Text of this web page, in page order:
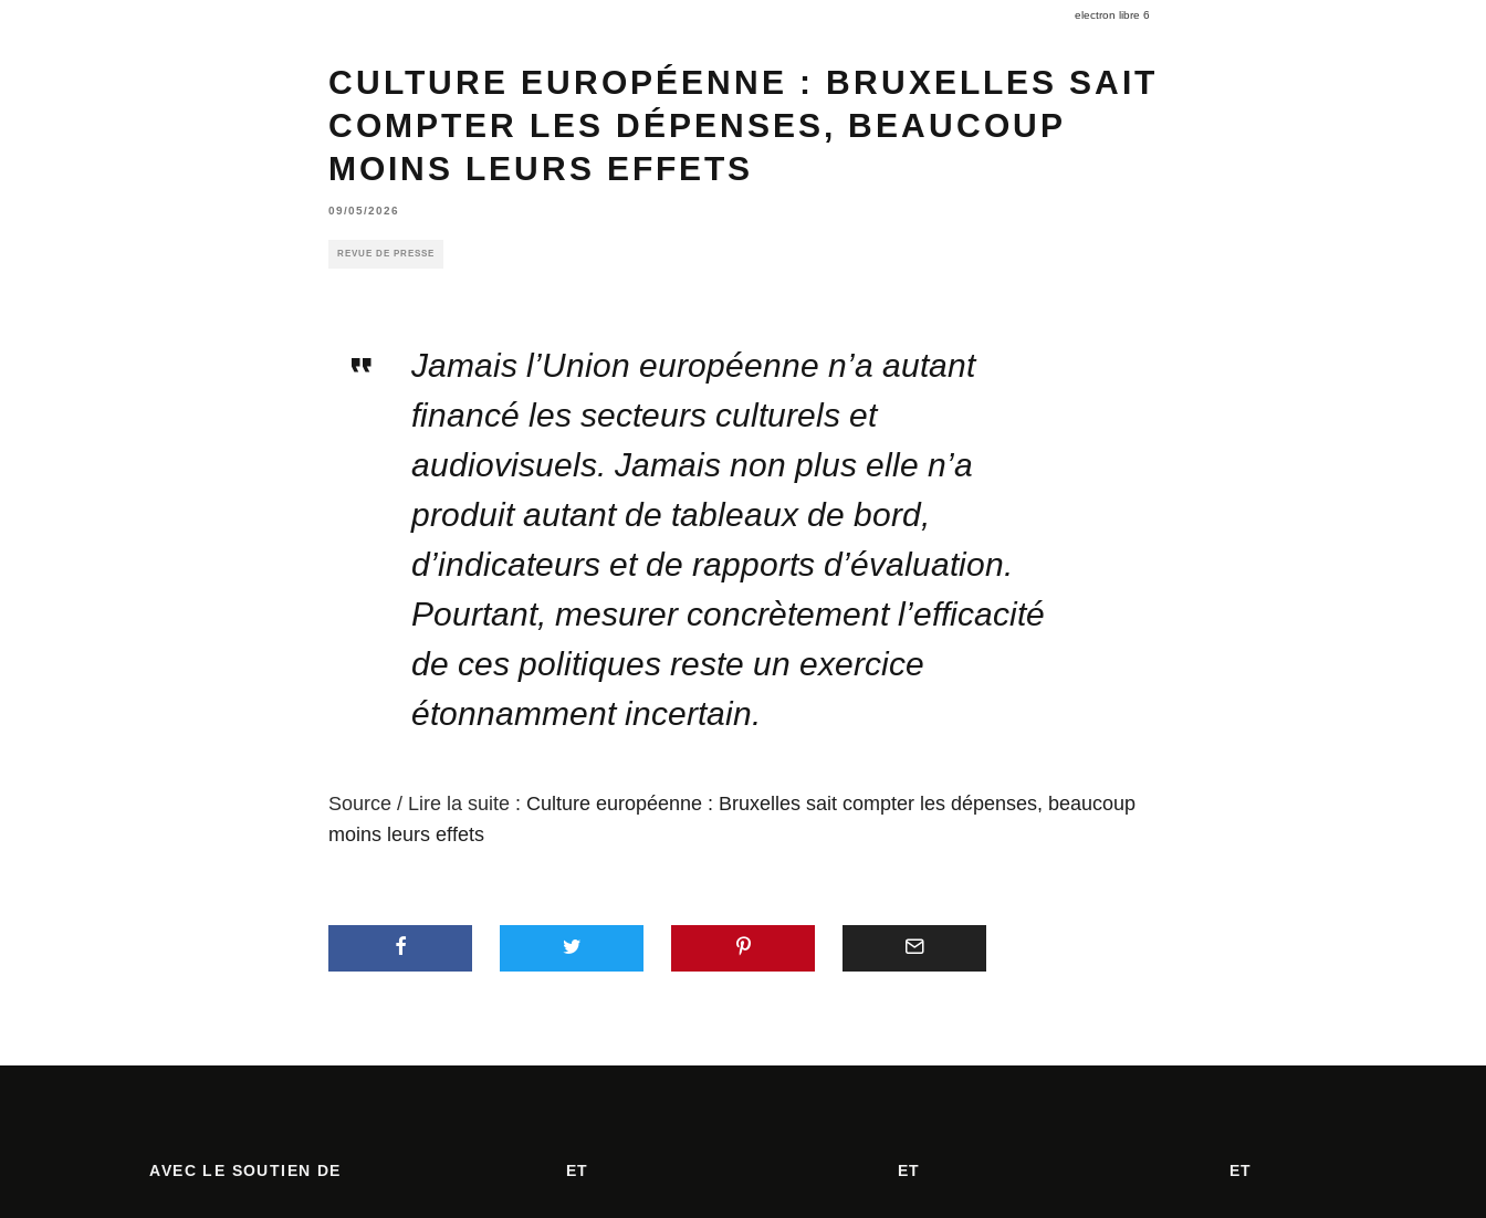
electron libre 6
CULTURE EUROPÉENNE : BRUXELLES SAIT
COMPTER LES DÉPENSES, BEAUCOUP
MOINS LEURS EFFETS
09/05/2026
REVUE DE PRESSE
Jamais l’Union européenne n’a autant
financé les secteurs culturels et
audiovisuels. Jamais non plus elle n’a
produit autant de tableaux de bord,
d’indicateurs et de rapports d’évaluation.
Pourtant, mesurer concrètement l’efficacité
de ces politiques reste un exercice
étonnamment incertain.
Source / Lire la suite : Culture européenne : Bruxelles sait compter les dépenses, beaucoup
moins leurs effets
AVEC LE SOUTIEN DE ET ET ET